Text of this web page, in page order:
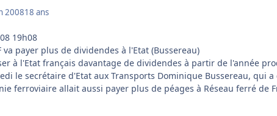
200818 ans
19h08
va payer plus de dividendes à l'Etat (Bussereau)
à l'Etat français davantage de dividendes à partir de l'année
le secrétaire d'Etat aux Transports Dominique Bussereau, qui a
ferroviaire allait aussi payer plus de péages à Réseau ferré de